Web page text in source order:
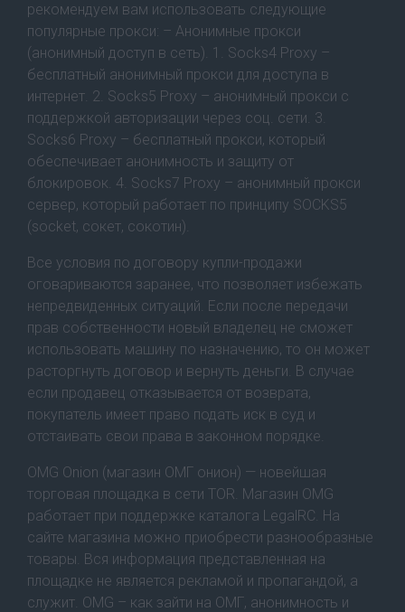
рекомендуем вам использовать следующие
популярные прокси: – Анонимные прокси
(анонимный доступ в сеть). 1. Socks4 Proxy –
бесплатный анонимный прокси для доступа в
интернет. 2. Socks5 Proxy – анонимный прокси с
поддержкой авторизации через соц. сети. 3.
Socks6 Proxy – бесплатный прокси, который
обеспечивает анонимность и защиту от
блокировок. 4. Socks7 Proxy – анонимный прокси
сервер, который работает по принципу SOCKS5
(socket, сокет, сокотин).
Все условия по договору купли-продажи
оговариваются заранее, что позволяет избежать
непредвиденных ситуаций. Если после передачи
прав собственности новый владелец не сможет
использовать машину по назначению, то он может
расторгнуть договор и вернуть деньги. В случае
если продавец отказывается от возврата,
покупатель имеет право подать иск в суд и
отстаивать свои права в законном порядке.
OMG Onion (магазин ОМГ онион) — новейшая
торговая площадка в сети TOR. Магазин OMG
работает при поддержке каталога LegalRC. На
сайте магазина можно приобрести разнообразные
товары. Вся информация представленная на
площадке не является рекламой и пропагандой, а
служит. OMG – как зайти на ОМГ, анонимность и